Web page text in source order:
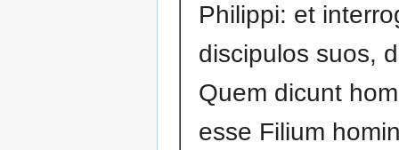
Philippi: et
discipulos suos,
Quem dicunt
esse Filium